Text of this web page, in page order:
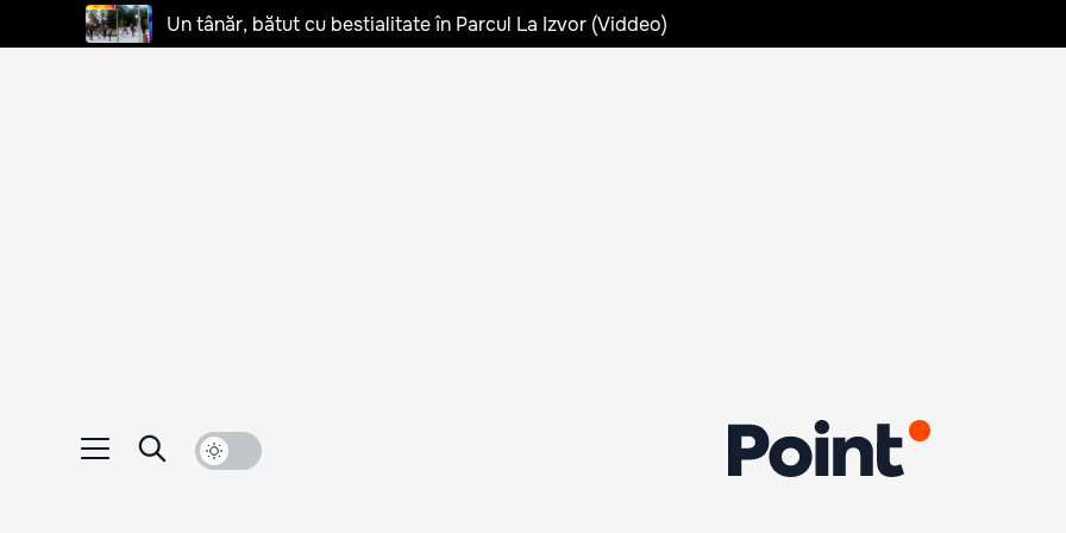
Un tânăr, bătut cu bestialitate în Parcul La Izvor (Viddeo)